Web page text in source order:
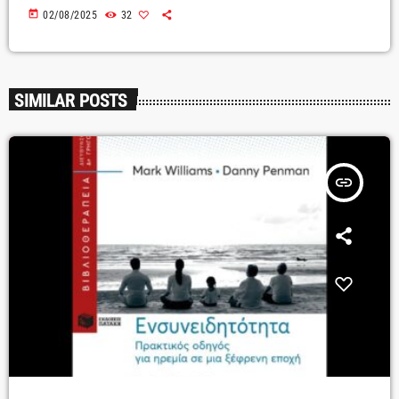
today 02/08/2025 32
SIMILAR POSTS
insert_link